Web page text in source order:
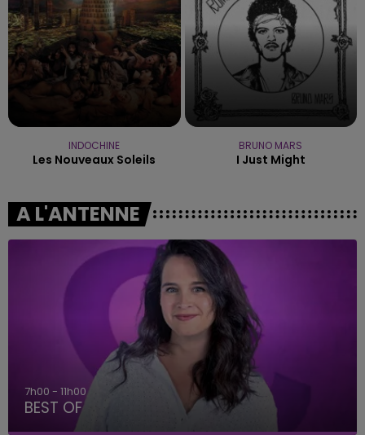
INDOCHINE
Les Nouveaux Soleils
BRUNO MARS
I Just Might
A L'ANTENNE
7h00 - 11h00
BEST OF